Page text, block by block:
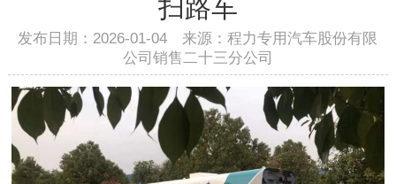
扫路车
发布日期：2026-01-04 来源：程力专用汽车股份有限
公司销售二十三分公司